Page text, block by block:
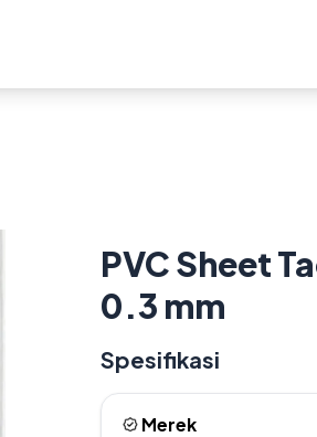
PVC Sheet
0.3 mm
Spesifikasi
Merek